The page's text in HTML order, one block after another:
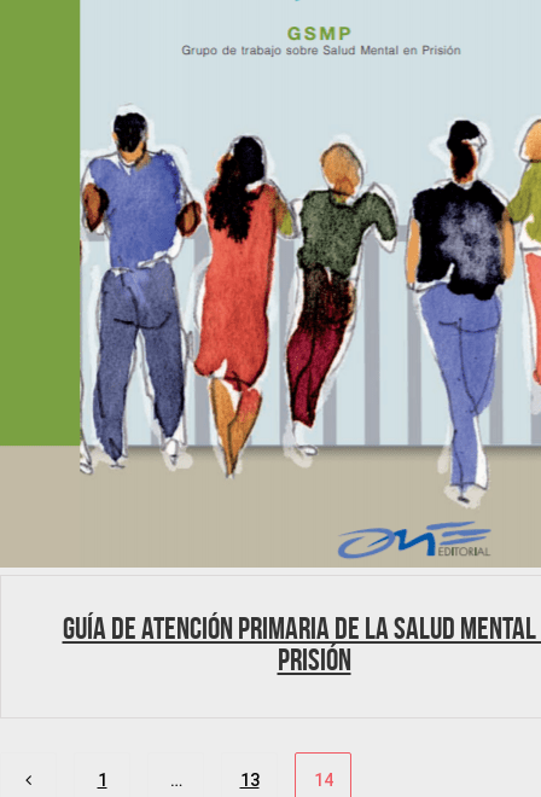
Guía de Atención Primaria de la Salud Mental
prisión
Paginación
1 … 13 14